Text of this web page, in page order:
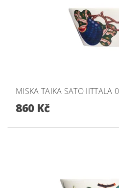
MISKA TAIKA SATO IITTALA
860 Kč